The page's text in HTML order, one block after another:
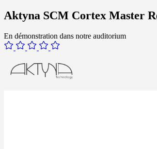
Aktyna SCM Cortex Master
En démonstration dans notre auditorium